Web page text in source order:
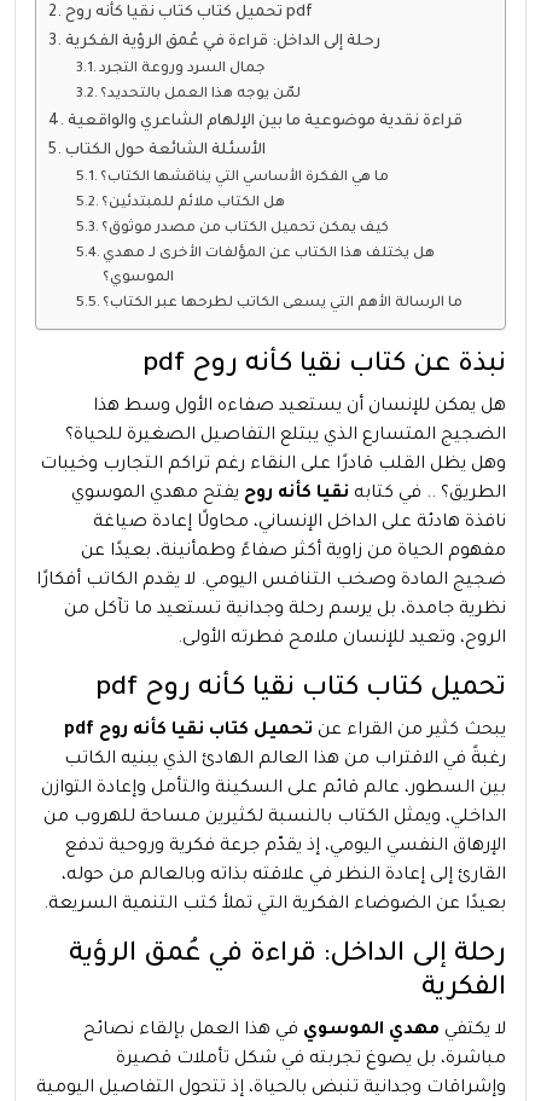
تحميل كتاب كتاب نقيا كأنه روح pdf
رحلة إلى الداخل: قراءة في عُمق الرؤية الفكرية
جمال السرد وروعة التجرد
لمّن يوجه هذا العمل بالتحديد؟
قراءة نقدية موضوعية ما بين الإلهام الشاعري والواقعية
الأسئلة الشائعة حول الكتاب
ما هي الفكرة الأساسي التي يناقشها الكتاب؟
هل الكتاب ملائم للمبتدئين؟
كيف يمكن تحميل الكتاب من مصدر موثوق؟
هل يختلف هذا الكتاب عن المؤلفات الأخرى لـ مهدي
الموسوي؟
ما الرسالة الأهم التي يسعى الكاتب لطرحها عبر الكتاب؟
نبذة عن كتاب نقيا كأنه روح pdf
هل يمكن للإنسان أن يستعيد صفاءه الأول وسط هذا
الضجيج المتسارع الذي يبتلع التفاصيل الصغيرة للحياة؟
وهل يظل القلب قادرًا على النقاء رغم تراكم التجارب وخيبات
الطريق؟ .. في كتابه نقيا كأنه روح يفتح مهدي الموسوي
نافذة هادئة على الداخل الإنساني، محاولًا إعادة صياغة
مفهوم الحياة من زاوية أكثر صفاءً وطمأنينة، بعيدًا عن
ضجيج المادة وصخب التنافس اليومي. لا يقدم الكاتب أفكارًا
نظرية جامدة، بل يرسم رحلة وجدانية تستعيد ما تآكل من
الروح، وتعيد للإنسان ملامح فطرته الأولى.
تحميل كتاب كتاب نقيا كأنه روح pdf
يبحث كثير من القراء عن تحميل كتاب نقيا كأنه روح pdf
رغبةً في الاقتراب من هذا العالم الهادئ الذي يبنيه الكاتب
بين السطور، عالم قائم على السكينة والتأمل وإعادة التوازن
الداخلي، ويمثل الكتاب بالنسبة لكثيرين مساحة للهروب من
الإرهاق النفسي اليومي، إذ يقدّم جرعة فكرية وروحية تدفع
القارئ إلى إعادة النظر في علاقته بذاته وبالعالم من حوله،
بعيدًا عن الضوضاء الفكرية التي تملأ كتب التنمية السريعة.
رحلة إلى الداخل: قراءة في عُمق الرؤية
الفكرية
لا يكتفي مهدي الموسوي في هذا العمل بإلقاء نصائح
مباشرة، بل يصوغ تجربته في شكل تأملات قصيرة
وإشراقات وجدانية تنبض بالحياة، إذ تتحول التفاصيل اليومية